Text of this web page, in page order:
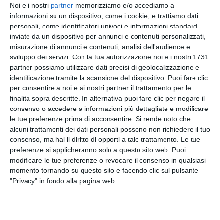
Noi e i nostri partner memorizziamo e/o accediamo a
informazioni su un dispositivo, come i cookie, e trattiamo dati
personali, come identificatori univoci e informazioni standard
inviate da un dispositivo per annunci e contenuti personalizzati,
misurazione di annunci e contenuti, analisi dell'audience e
sviluppo dei servizi. Con la tua autorizzazione noi e i nostri 1731
partner possiamo utilizzare dati precisi di geolocalizzazione e
identificazione tramite la scansione del dispositivo. Puoi fare clic
per consentire a noi e ai nostri partner il trattamento per le
finalità sopra descritte. In alternativa puoi fare clic per negare il
consenso o accedere a informazioni più dettagliate e modificare
le tue preferenze prima di acconsentire. Si rende noto che
alcuni trattamenti dei dati personali possono non richiedere il tuo
consenso, ma hai il diritto di opporti a tale trattamento. Le tue
preferenze si applicheranno solo a questo sito web. Puoi
modificare le tue preferenze o revocare il consenso in qualsiasi
momento tornando su questo sito e facendo clic sul pulsante
"Privacy" in fondo alla pagina web.
il suo tour estivo .
Dopo essere statoDisco ItaliasuRadio Italia
solomusicaitaliana fino a ieri (giovedì 15 agosto),
“Ra Ta Ta” diventa la canzonepiù passata dalle
radio nell’ultima settimana, secondo le rilevazioni di
EarOne. Il singolo di Mahmood per l’estate condivide
latop 10con altri brani italiani come, in ordine,
“Sesso e samba” di Tony Effe feat. Gaia, “Storie
brevi” di Tananai & Annalisa, “ Karma” dei The
Kolors, “30°C” di Anna, “Black Nirvana” di Elodie e
“Malavita” dei Coma_Cose.
“Ra Ta Ta
” vola in vetta anche dopo un periodo in cui
è diventata letteralmente
virale sui social
. Come era
già successo per il pezzo sanremese “